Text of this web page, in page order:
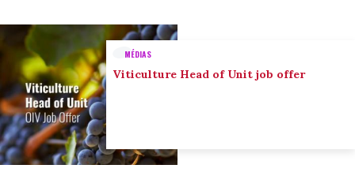
MÉDIAS
Viticulture Head of Unit job offer